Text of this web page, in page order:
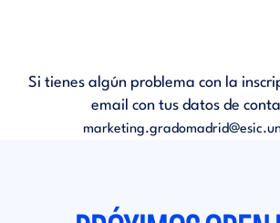
Si tienes algún problema con la
email con tus datos de